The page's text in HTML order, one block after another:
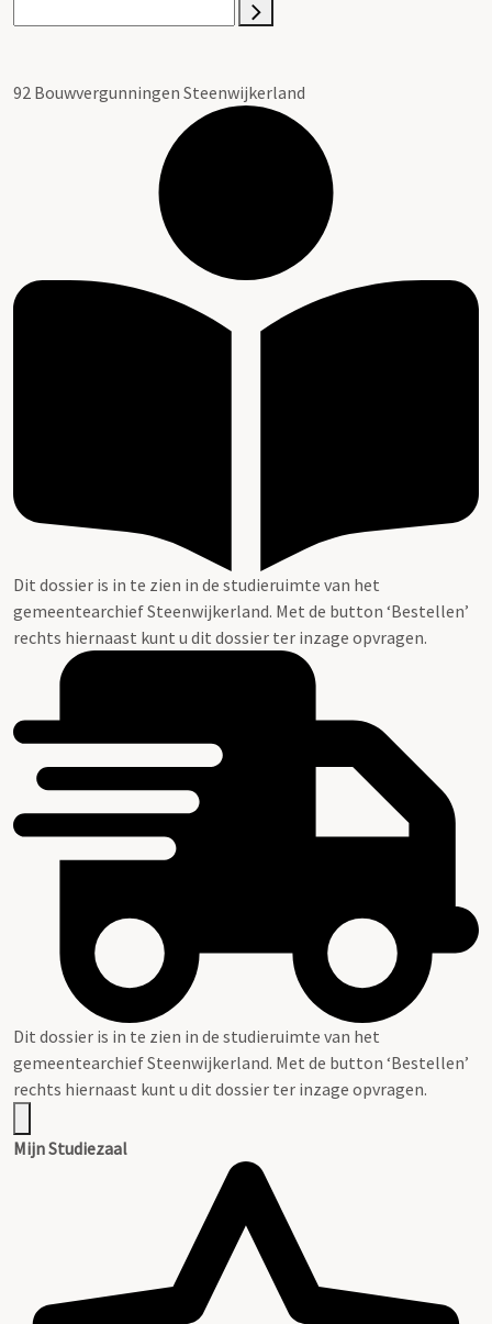
92 Bouwvergunningen Steenwijkerland
Dit dossier is in te zien in de studieruimte van het
gemeentearchief Steenwijkerland. Met de button ‘Bestellen’
rechts hiernaast kunt u dit dossier ter inzage opvragen.
Dit dossier is in te zien in de studieruimte van het
gemeentearchief Steenwijkerland. Met de button ‘Bestellen’
rechts hiernaast kunt u dit dossier ter inzage opvragen.
Mijn Studiezaal